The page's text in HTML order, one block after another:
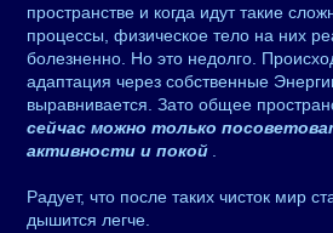
пространстве и когда идут такие
процессы, физическое тело на них
болезненно. Но это недолго.
адаптация через собственные
выравнивается. Зато общее
сейчас можно только
активности и покой
Радует, что после таких чисток мир
дышится легче.